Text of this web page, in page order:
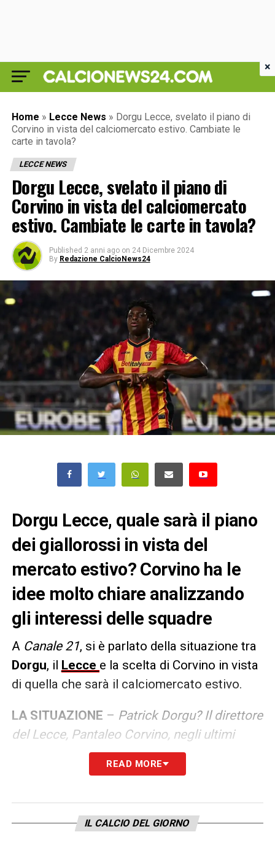
Home » Lecce News » Dorgu Lecce, svelato il piano di
Corvino in vista del calciomercato estivo. Cambiate le
carte in tavola?
LECCE NEWS
Dorgu Lecce, svelato il piano di
Corvino in vista del calciomercato
estivo. Cambiate le carte in tavola?
Published 2 anni ago on 24 Dicembre 2024
By Redazione CalcioNews24
Dorgu Lecce, quale sarà il piano
dei giallorossi in vista del
mercato estivo? Corvino ha le
idee molto chiare analizzando
gli interessi delle squadre
A Canale 21, si è parlato della situazione tra
Dorgu, il Lecce e la scelta di Corvino in vista
di quella che sarà il calciomercato estivo.
LA SITUAZIONE – Patrick Dorgu? Il direttore
del Lecce, Pantaleo Corvino, negli ultimi
giorni ha detto che ci sono varie squadre. Lo
fa per un motivo: ha deciso che metterà su
danese, perché sulle sue tracce ci sono
READ MORE
IL CALCIO DEL GIORNO
×